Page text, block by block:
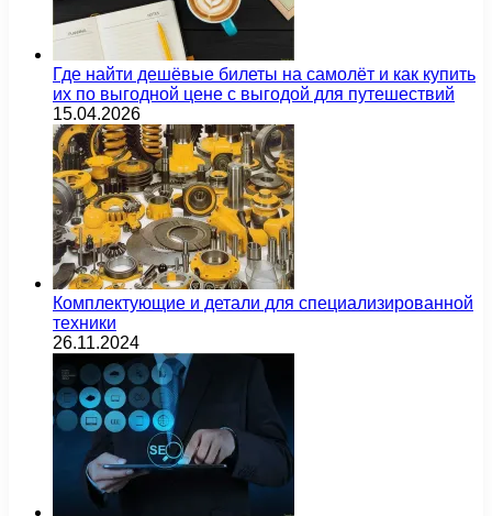
Где найти дешёвые билеты на самолёт и как купить
их по выгодной цене с выгодой для путешествий
15.04.2026
Комплектующие и детали для специализированной
техники
26.11.2024